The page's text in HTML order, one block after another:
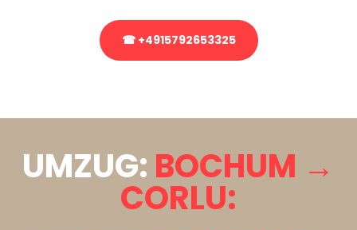
☎ +4915792653325
UMZUG: BOCHUM →
CORLU: